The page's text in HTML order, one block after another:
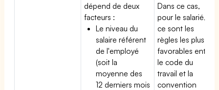
dépend de deux
facteurs :
Le niveau du
salaire référent
de l'employé
(soit la
moyenne des
12 derniers mois
Dans ce cas,
pour le salarié,
ce sont les
règles les plus
favorables entre
le code du
travail et la
convention